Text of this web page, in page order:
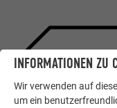
PREFA SIDINGS
INFORMATIONEN ZU
Wir verwenden auf
um ein